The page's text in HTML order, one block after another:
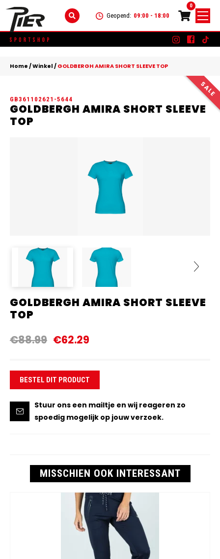
Geopend: 09:00 - 18:00
0
Skip
to
SCHOENEN
ACCESSOIRES
KLEDING
SCHOENEN
+
KINDEREN
KLEDING
+
Home/Winkel/GOLDBERGH AMIRA SHORT SLEEVE TOP
GB361102621-5644
GOLDBERGH AMIRA SHORT SLEEVE
TOP
Next
GOLDBERGH AMIRA SHORT SLEEVE
TOP
€88.99 €62.29
BESTEL DIT PRODUCT
Stuur ons een mailtje en wij reageren zo
spoedig mogelijk op jouw verzoek.
MISSCHIEN OOK INTERESSANT